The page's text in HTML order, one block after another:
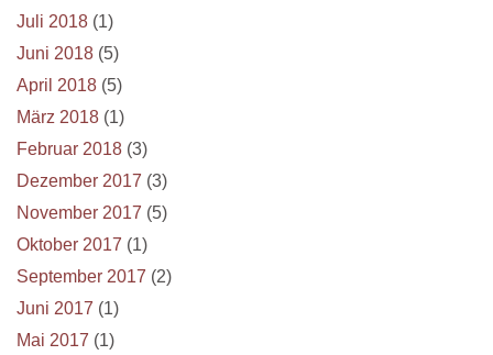
Juli 2018 (1)
Juni 2018 (5)
April 2018 (5)
März 2018 (1)
Februar 2018 (3)
Dezember 2017 (3)
November 2017 (5)
Oktober 2017 (1)
September 2017 (2)
Juni 2017 (1)
Mai 2017 (1)